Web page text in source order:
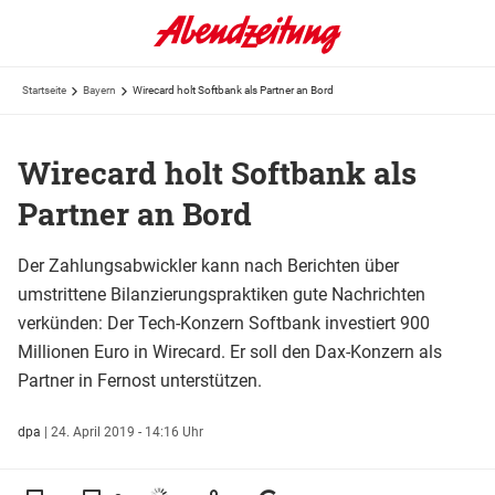
Startseite Bayern Wirecard holt Softbank als Partner an Bord
Wirecard holt Softbank als
Partner an Bord
Der Zahlungsabwickler kann nach Berichten über
umstrittene Bilanzierungspraktiken gute Nachrichten
verkünden: Der Tech-Konzern Softbank investiert 900
Millionen Euro in Wirecard. Er soll den Dax-Konzern als
Partner in Fernost unterstützen.
dpa | 24. April 2019 - 14:16 Uhr